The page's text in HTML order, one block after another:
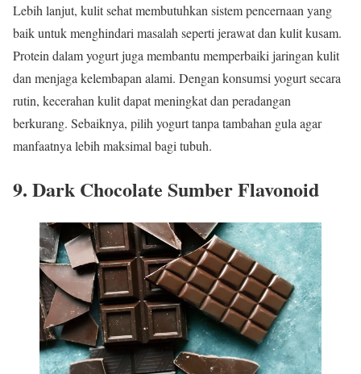
Lebih lanjut, kulit sehat membutuhkan sistem pencernaan yang
baik untuk menghindari masalah seperti jerawat dan kulit kusam.
Protein dalam yogurt juga membantu memperbaiki jaringan kulit
dan menjaga kelembapan alami. Dengan konsumsi yogurt secara
rutin, kecerahan kulit dapat meningkat dan peradangan
berkurang. Sebaiknya, pilih yogurt tanpa tambahan gula agar
manfaatnya lebih maksimal bagi tubuh.
9. Dark Chocolate Sumber Flavonoid